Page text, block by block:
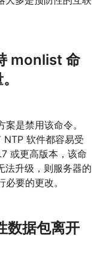
monlist 命
是禁用该命令。
软件都容易受
或更高版本，该命
法升级，则服务器的
要的更改。
数据包离开